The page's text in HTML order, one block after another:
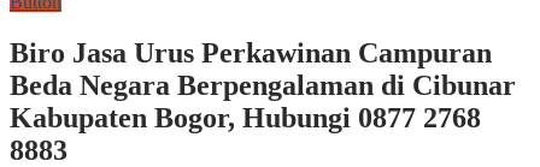
Biro Jasa Urus Perkawinan Campuran
Beda Negara Berpengalaman di Cibunar
Kabupaten Bogor, Hubungi 0877 2768
8883